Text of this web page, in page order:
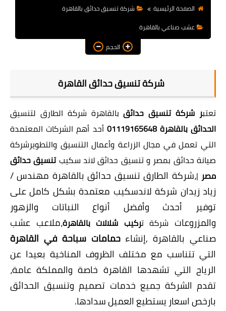
الصفحة الرئيسية
شركة تنسيق حدائق بالقاهرة
عشب صناعي بالقاهرة
الحجم
شركة تنسيق حدائق القاهرة
تعتبر شركة تنسيق حدائقبالقاهرة شركة الطارق لتنسيق
الحدائق بالقاهرة01119165648 أحد أهم الشركات المعتمدة
التي تعمل في مجال الزراعة وأعمال التنسيق والتطويرشركة
صيانة حدائق بمصر و تنسيق حدائق لاند سكيبتنسيق حدائق
مصر |،شركة الطارق تنسيق حدائق بالقاهرة مهندس /
زياد زيدان شركة لاندسكيب معتمدة بشكل كامل على
توفير أحدث وأفضل أنواع النباتات والزهور
والمزروعات شركة تركيب شلالات بالقاهرة،ملاعب عشب
صناعي بالقاهرة ,إنشاءحمامات سباحة في القاهرة
التي تتناسب مع مختلف الظروف المناخية بعيدا عن
الرياح التي تشهدها القاهرة خاصة والمملكة عامة،
تقدم الشركة جميع خدمات تصميم وتنسيق الحدائق
بارخص اسعار يستطيع العميل سدادها.